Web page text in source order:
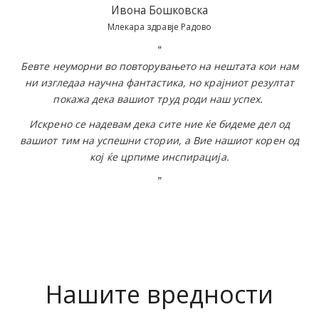
Ивона Бошковска
Млекара здравје Радово
“
Бевте неуморни во повторувањето на нештата кои нам
ни изгледаа научна фантастика, но крајниот резултат
покажа дека вашиот труд роди наш успех.
Искрено се надевам дека сите ние ќе бидеме дел од
вашиот тим на успешни стории, а Вие нашиот корен од
кој ќе црпиме инспирација.
”
Нашите вредности